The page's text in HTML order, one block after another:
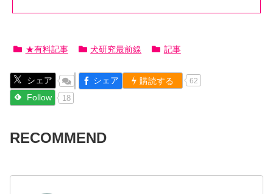
★有料記事 犬研究最前線 記事
シェア シェア 購読する 62
Follow 18
RECOMMEND